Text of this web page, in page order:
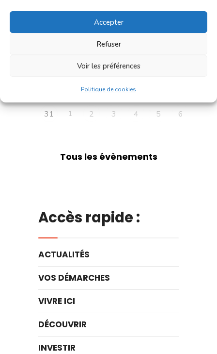
Accepter
Refuser
Voir les préférences
Politique de cookies
6
13
19 20 21
26 27 28
31
1 2 3 4 5 6
Tous les évènements
Accès rapide :
ACTUALITÉS
VOS DÉMARCHES
VIVRE ICI
DÉCOUVRIR
INVESTIR